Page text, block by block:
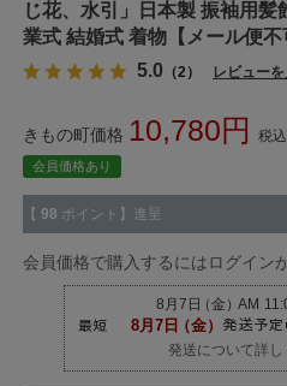
じ花、水引」日本製 振袖用
業式 結婚式 着物【メール便不
5.0 （2） レビュー
きもの町価格 10,780 税込
会員価格あり
【 98 ポイント】進呈
会員価格で購入するにはログイン
発送について詳